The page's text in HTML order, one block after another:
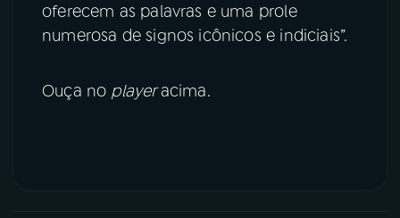
oferecem as palavras e uma prole
numerosa de signos icônicos e indiciais”.
Ouça no playeracima.